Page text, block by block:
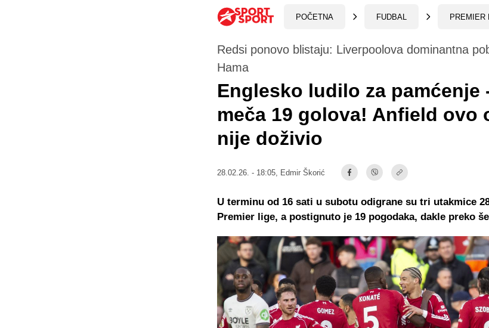
POČETNA FUDBAL PREMIER
Redsi ponovo blistaju: Liverpoolova dominantna
Hama
Englesko ludilo za pamćenje
meča 19 golova! Anfield ovo
nije doživio
28.02.26. - 18:05, Edmir Škorić
U terminu od 16 sati u subotu odigrane su tri utakmice
Premier lige, a postignuto je 19 pogodaka, dakle preko